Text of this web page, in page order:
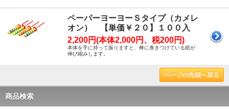
ペーパーヨーヨーＳタイプ（カメレ
オン） 【単価￥２０】１００入
2,200円(本体2,000円、税200円)
本体を手に持って振りますと、棒に巻きつけている紙が
伸び縮みします。
ページの先頭へ戻る
商品検索